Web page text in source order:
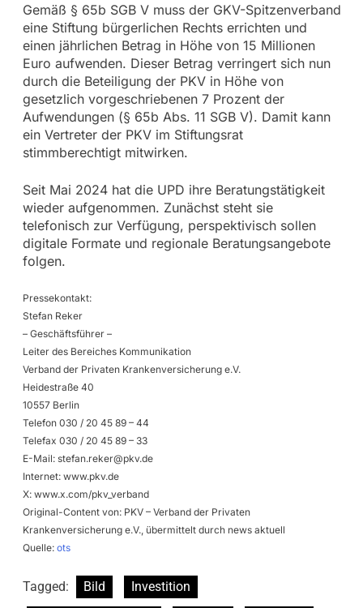
Gemäß § 65b SGB V muss der GKV-Spitzenverband
eine Stiftung bürgerlichen Rechts errichten und
einen jährlichen Betrag in Höhe von 15 Millionen
Euro aufwenden. Dieser Betrag verringert sich nun
durch die Beteiligung der PKV in Höhe von
gesetzlich vorgeschriebenen 7 Prozent der
Aufwendungen (§ 65b Abs. 11 SGB V). Damit kann
ein Vertreter der PKV im Stiftungsrat
stimmberechtigt mitwirken.
Seit Mai 2024 hat die UPD ihre Beratungstätigkeit
wieder aufgenommen. Zunächst steht sie
telefonisch zur Verfügung, perspektivisch sollen
digitale Formate und regionale Beratungsangebote
folgen.
Pressekontakt:
Stefan Reker
– Geschäftsführer –
Leiter des Bereiches Kommunikation
Verband der Privaten Krankenversicherung e.V.
Heidestraße 40
10557 Berlin
Telefon 030 / 20 45 89 – 44
Telefax 030 / 20 45 89 – 33
E-Mail: stefan.reker@pkv.de
Internet: www.pkv.de
X: www.x.com/pkv_verband
Original-Content von: PKV – Verband der Privaten
Krankenversicherung e.V., übermittelt durch news aktuell
Quelle: ots
Tagged: Bild
Investition